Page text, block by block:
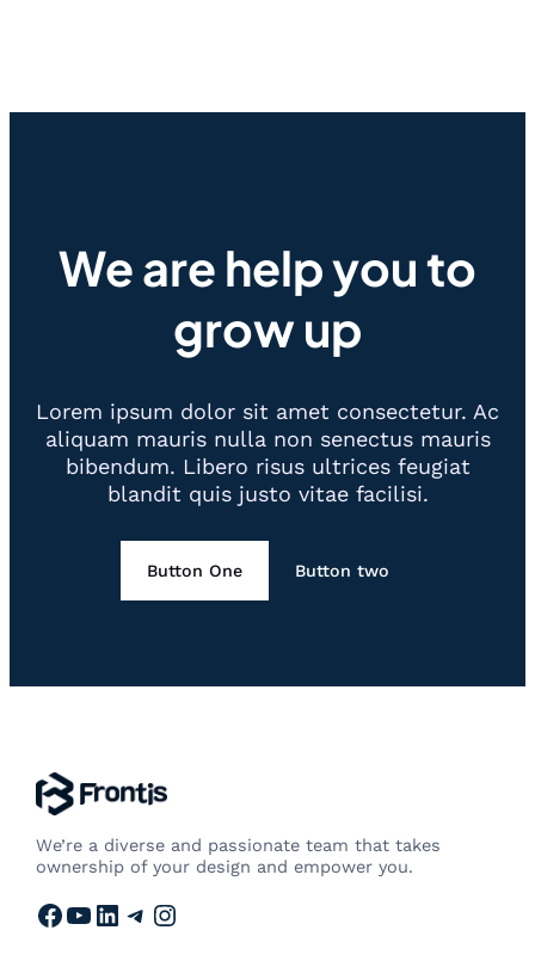
We are help you to
grow up
Lorem ipsum dolor sit amet consectetur. Ac
aliquam mauris nulla non senectus mauris
bibendum. Libero risus ultrices feugiat
blandit quis justo vitae facilisi.
Button One Button two
We’re a diverse and passionate team that takes
ownership of your design and empower you.
Facebook YouTube LinkedIn Telegram Instagram